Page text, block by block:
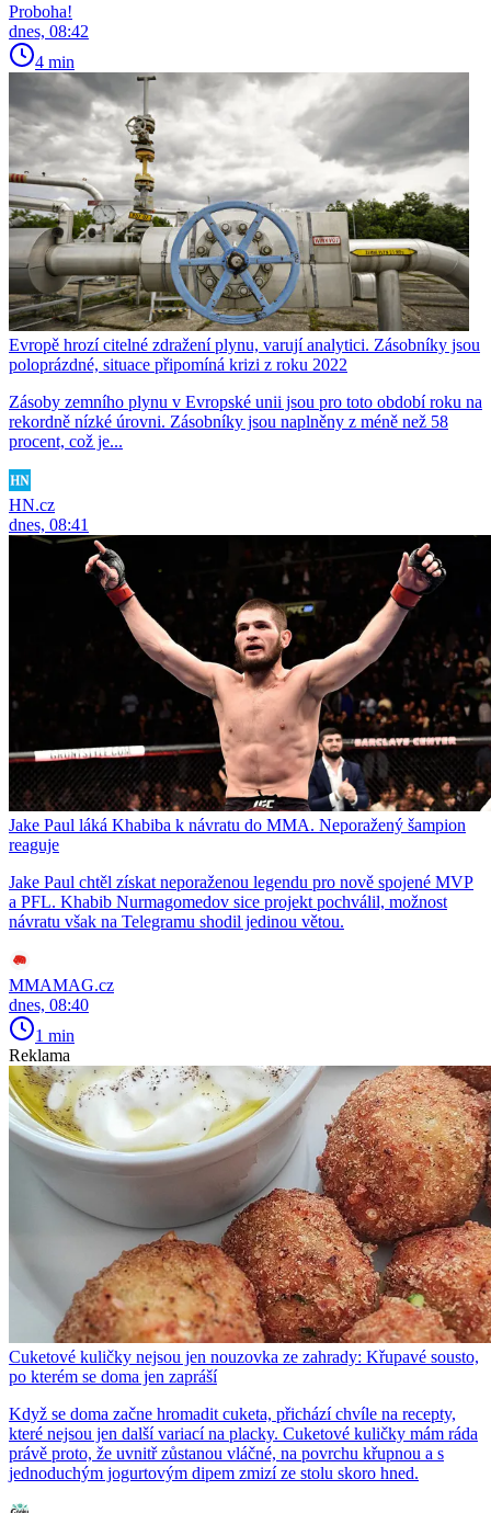
Proboha!
dnes, 08:42
4 min
Evropě hrozí citelné zdražení plynu, varují analytici. Zásobníky jsou
poloprázdné, situace připomíná krizi z roku 2022
Zásoby zemního plynu v Evropské unii jsou pro toto období roku na
rekordně nízké úrovni. Zásobníky jsou naplněny z méně než 58
procent, což je...
HN.cz
dnes, 08:41
Jake Paul láká Khabiba k návratu do MMA. Neporažený šampion
reaguje
Jake Paul chtěl získat neporaženou legendu pro nově spojené MVP
a PFL. Khabib Nurmagomedov sice projekt pochválil, možnost
návratu však na Telegramu shodil jedinou větou.
MMAMAG.cz
dnes, 08:40
1 min
Reklama
Cuketové kuličky nejsou jen nouzovka ze zahrady: Křupavé sousto,
po kterém se doma jen zapráší
Když se doma začne hromadit cuketa, přichází chvíle na recepty,
které nejsou jen další variací na placky. Cuketové kuličky mám ráda
právě proto, že uvnitř zůstanou vláčné, na povrchu křupnou a s
jednoduchým jogurtovým dipem zmizí ze stolu skoro hned.